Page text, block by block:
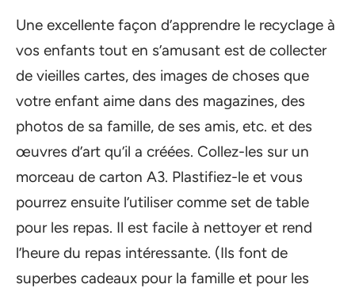
Une excellente façon d’apprendre le recyclage à
vos enfants tout en s’amusant est de collecter
de vieilles cartes, des images de choses que
votre enfant aime dans des magazines, des
photos de sa famille, de ses amis, etc. et des
œuvres d’art qu’il a créées. Collez-les sur un
morceau de carton A3. Plastifiez-le et vous
pourrez ensuite l’utiliser comme set de table
pour les repas. Il est facile à nettoyer et rend
l’heure du repas intéressante. (Ils font de
superbes cadeaux pour la famille et pour les